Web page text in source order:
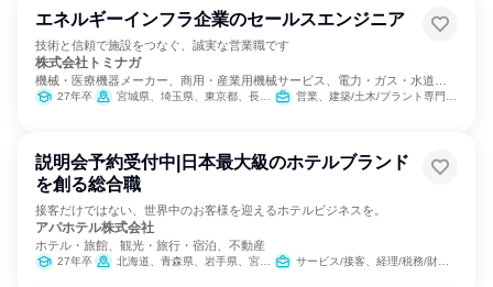
エネルギーインフラ企業のセールスエンジニア
技術と信頼で施設をつなぐ、誠実な営業職です
株式会社トミナガ
機械・医療機器メーカー、商用・産業用機械サービス、電力・ガス・水道・
エネルギー
27年卒 宮城県、埼玉県、東京都、長野県、愛知県、三重県、京都府、大阪府、兵庫県、和歌山県、鳥取県、島根県、岡山県、広島県、徳島県、香川県、愛媛県、高知県、福岡県、熊本県、大分県、鹿児島県 営業、建築/土木/プラント専門職、製造・生産工程
説明会予約受付中|日本最大級のホテルブランド
を創る総合職
接客だけではない、世界中のお客様を迎えるホテルビジネスを。
アパホテル株式会社
ホテル・旅館、観光・旅行・宿泊、不動産
27年卒 北海道、青森県、岩手県、宮城県、山形県、福島県、栃木県、群馬県、埼玉県、千葉県、東京都、神奈川県、新潟県、富山県、石川県、福井県、長野県、岐阜県、静岡県、愛知県、三重県、滋賀県、京都府、大阪府、兵庫県、奈良県、鳥取県、岡山県、広島県、香川県、愛媛県、福岡県、佐賀県、長崎県、熊本県、宮崎県、鹿児島県、沖縄県 サービス/接客、経理/税務/財務、人事、総務、広報/IR、経営/事業企画、営業、商品企画、マーケティング・広告・宣伝